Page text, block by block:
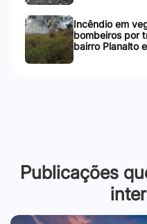
Incêndio em
bombeiros por
bairro Planalto
Publicações